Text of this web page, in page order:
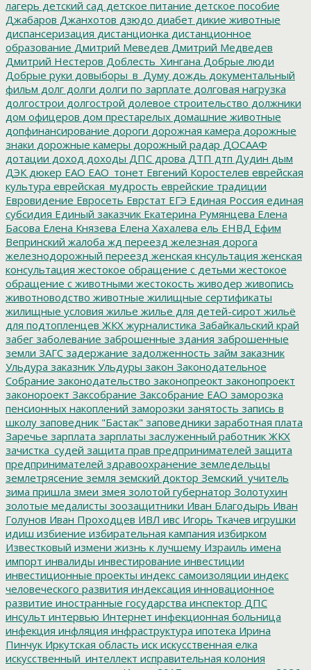
лагерь детский сад детское питание детское пособие
Джабаров Джанхотов дзюдо диабет дикие животные
диспансеризация дистанционка дистанционное
образование Дмитрий Меведев Дмитрий Медведев
Дмитрий Нестеров Доблесть_Хингана Добрые люди
Добрые руки довыборы_в_Думу дождь документальный
фильм долг долги долги по зарплате долговая нагрузка
долгострои долгострой долевое строительство должники
дом офицеров дом престарелых домашние животные
допфинансирование дороги дорожная камера дорожные
знаки дорожные камеры дорожный радар ДОСААФ
дотации доход доходы ДПС дрова ДТП дтп Дудин дым
ДЭК дюкер ЕАО ЕАО_тонет Евгений Коростелев еврейская
культура еврейская_мудрость еврейские традиции
Евровидение Евросеть Еврстат ЕГЭ Единая Россия единая
субсидия Единый заказчик Екатерина Румянцева Елена
Басова Елена Князева Елена Хахалева ель ЕНВД Ефим
Вепринский жалоба жд переезд железная дорога
железнодорожный переезд женская кнсультация женская
консультация жестокое обращение с детьми жестокое
обращение с животными жестокость живодер живопись
животноводство животные жилищные сертификаты
жилищные условия жилье жилье для детей-сирот жильё
для подтопленцев ЖКХ журналистика Забайкальский край
забег заболевание заброшенные здания заброшенные
земли ЗАГС задержание задолженность займ заказник
Ульдура заказник Ульдуры закон Законодательное
Собрание законодательство законопреокт законопроект
законороект Заксобрание Заксобрание ЕАО заморозка
пенсионных накоплений заморозки занятость запись в
школу заповедник "Бастак" заповедники заработная плата
Заречье зарплата зарплаты заслуженный работник ЖКХ
зачистка_судей защита прав предпринимателей защита
предпринимателей здравоохранение земледельцы
землетрясение земля земский доктор Земский_учитель
зима пришла змеи змея золотой губернатор Золотухин
золотые медалисты зоозащитники Иван Благодырь Иван
Голунов Иван Проходцев ИВЛ ивс Игорь Ткачев игрушки
идиш избиение избирательная кампания избирком
Известковый измени жизнь к лучшему Израиль имена
импорт инвалиды инвестирование инвестиции
инвестиционные проекты индекс самоизоляции индекс
человеческого развития индексация инновационное
развитие иностранные государства инспектор ДПС
инсульт интервью Интернет инфекционная больница
инфекция инфляция инфраструктура ипотека Ирина
Пинчук Иркутская область иск искусственная елка
искусственный_интеллект исправительная колония